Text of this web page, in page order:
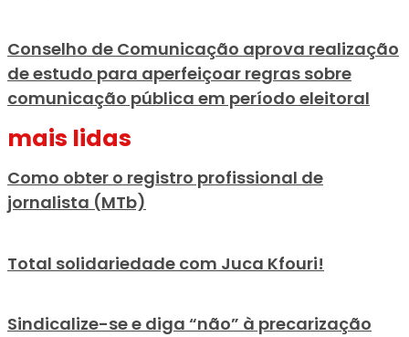
Conselho de Comunicação aprova realização
de estudo para aperfeiçoar regras sobre
comunicação pública em período eleitoral
mais lidas
Como obter o registro profissional de
jornalista (MTb)
Total solidariedade com Juca Kfouri!
Sindicalize-se e diga “não” à precarização